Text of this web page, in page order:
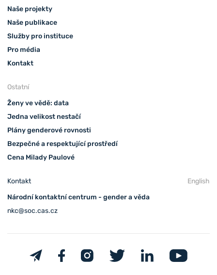
Naše projekty
Naše publikace
Služby pro instituce
Pro média
Kontakt
Ostatní
Ženy ve vědě: data
Jedna velikost nestačí
Plány genderové rovnosti
Bezpečné a respektující prostředí
Cena Milady Paulové
Kontakt
English
Národní kontaktní centrum - gender a věda
nkc@soc.cas.cz